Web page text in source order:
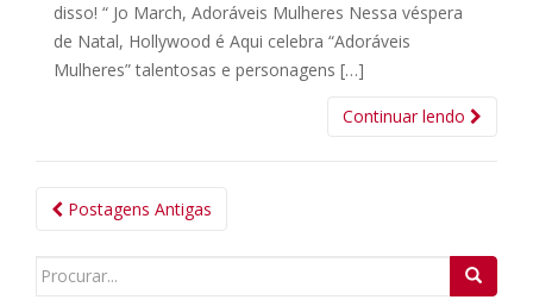
disso! “ Jo March, Adoráveis Mulheres Nessa véspera
de Natal, Hollywood é Aqui celebra “Adoráveis
Mulheres” talentosas e personagens […]
Continuar lendo
Navegação
Postagens
Postagens Antigas
Search